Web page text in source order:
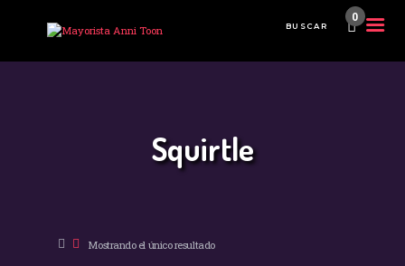
0
NOVEDADESSquirtle
Mostrando el único resultado